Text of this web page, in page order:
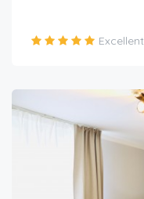
Excellent